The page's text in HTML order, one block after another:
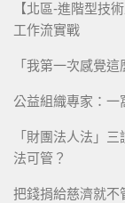
【北區-進階型技
工作流實戰
「我第一次感覺
公益組織專家：一
「財團法人法」
法可管？
把錢捐給慈濟就不